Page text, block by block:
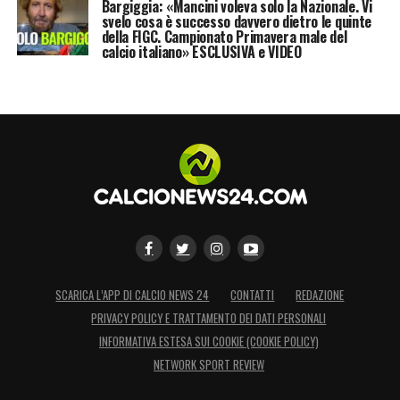
Bargiggia: «Mancini voleva solo la Nazionale. Vi
svelo cosa è successo davvero dietro le quinte
della FIGC. Campionato Primavera male del
calcio italiano» ESCLUSIVA e VIDEO
SCARICA L’APP DI CALCIO NEWS 24 CONTATTI
REDAZIONE
PRIVACY POLICY E TRATTAMENTO DEI DATI PERSONALI
INFORMATIVA ESTESA SUI COOKIE (COOKIE POLICY)
NETWORK SPORT REVIEW